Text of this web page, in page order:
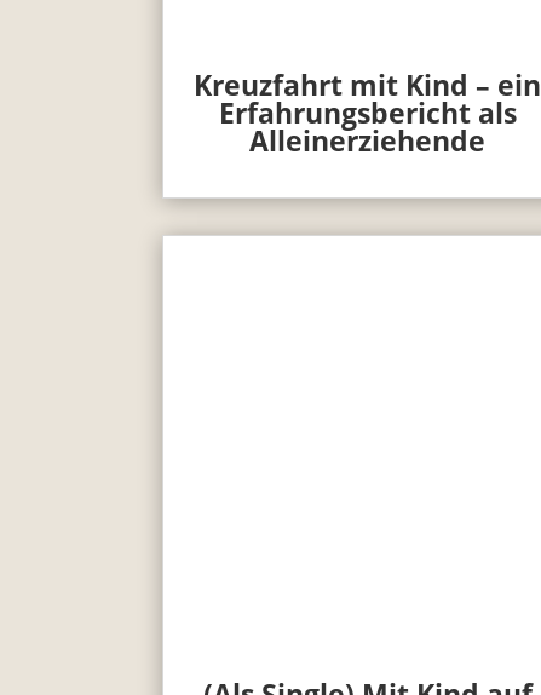
Kreuzfahrt mit Kind – ein
Erfahrungsbericht als
Alleinerziehende